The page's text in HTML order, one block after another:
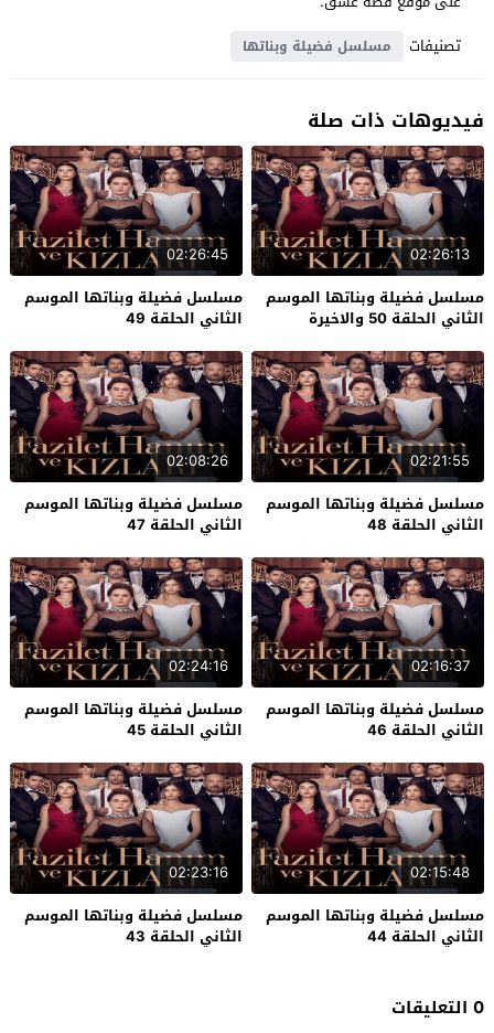
تصنيفات
مسلسل فضيلة وبناتها
فيديوهات ذات صلة
02:26:13
مسلسل فضيلة وبناتها الموسم
الثاني الحلقة 50 والاخيرة
02:26:45
مسلسل فضيلة وبناتها الموسم
الثاني الحلقة 49
02:21:55
مسلسل فضيلة وبناتها الموسم
الثاني الحلقة 48
02:08:26
مسلسل فضيلة وبناتها الموسم
الثاني الحلقة 47
02:16:37
مسلسل فضيلة وبناتها الموسم
الثاني الحلقة 46
02:24:16
مسلسل فضيلة وبناتها الموسم
الثاني الحلقة 45
02:15:48
مسلسل فضيلة وبناتها الموسم
الثاني الحلقة 44
02:23:16
مسلسل فضيلة وبناتها الموسم
الثاني الحلقة 43
0 التعليقات